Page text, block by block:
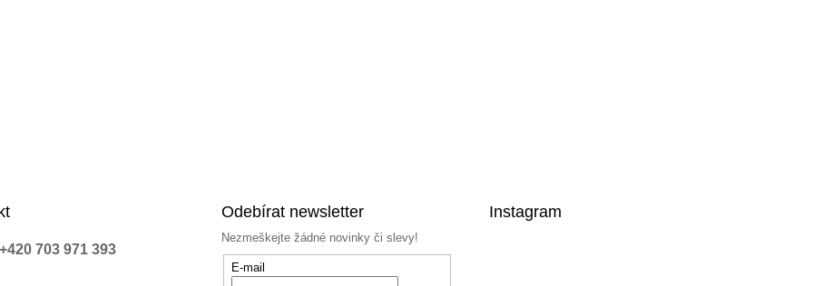
+420 703 971 393
Odebírat newsletter
Nezmeškejte žádné novinky či slevy!
E-mail
Instagram